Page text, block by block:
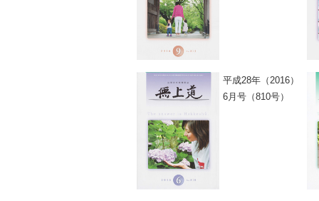
平成28年（2016）
6月号（810号）